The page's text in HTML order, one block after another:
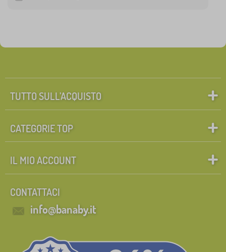
TUTTO SULL’ACQUISTO
CATEGORIE TOP
IL MIO ACCOUNT
CONTATTACI
info@banaby.it